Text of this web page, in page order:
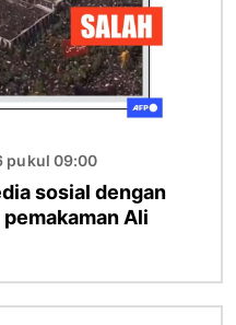
pukul 09:00
sosial dengan
Ali